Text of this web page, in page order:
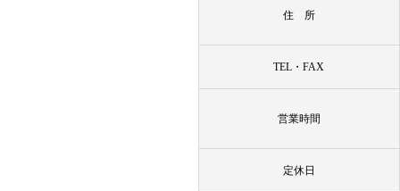
住 所
TEL・FAX
営業時間
定休日